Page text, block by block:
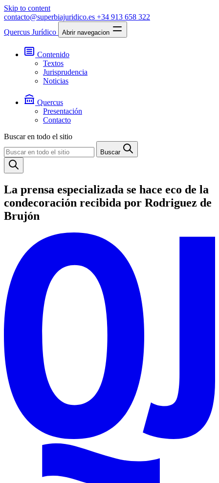
Skip to content
contacto@superbiajuridico.es +34 913 658 322
Quercus Jurídico
Abrir navegacion
Contenido
Textos
Jurisprudencia
Noticias
Quercus
Presentación
Contacto
Buscar en todo el sitio
Buscar
La prensa especializada se hace eco de la
condecoración recibida por Rodriguez de
Brujón